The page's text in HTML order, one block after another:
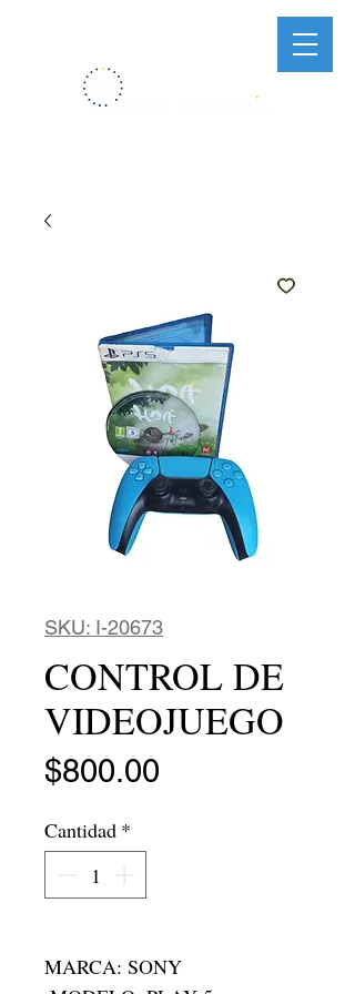
SKU: I-20673
CONTROL DE
VIDEOJUEGO
$800.00
Cantidad *
MARCA: SONY